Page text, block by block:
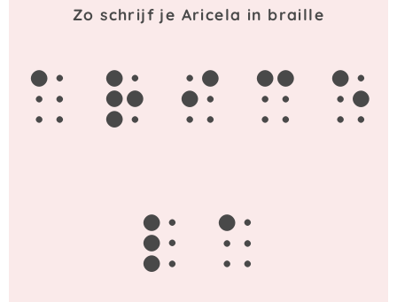
Zo schrijf je Aricela in braille
a r i c e
l a